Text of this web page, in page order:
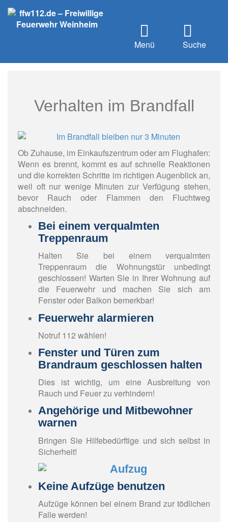
Menü Suche
Verhalten im Brandfall
Ob Zuhause, im Einkaufszentrum oder am Flughafen:
Wenn es brennt, kommt es auf schnelle Reaktionen
und die korrekten Schritte im richtigen Augenblick an,
weil oft nur wenige Minuten zur Verfügung stehen,
bevor Rauch oder Flammen den Fluchtweg
abschneiden.
Bei einem verqualmten
Treppenraum
Halten Sie bei einem verqualmten
Treppenraum die Wohnungstür unbedingt
geschlossen! Warten Sie in Ihrer Wohnung auf
die Feuerwehr und machen Sie sich am
Fenster oder Balkon bemerkbar!
Feuerwehr alarmieren
Notruf 112 wählen!
Fenster und Türen zum
Brandraum geschlossen halten
Dies ist wichtig, um eine Ausbreitung von
Rauch und Feuer zu verhindern!
Angehörige und Mitbewohner
warnen
Bringen Sie Hilfebedürftige und sich selbst in
Sicherheit!
Keine Aufzüge benutzen
Aufzüge können bei einem Brand zur tödlichen
Falle werden!